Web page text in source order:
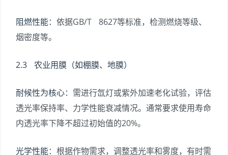
阻燃性能：依据GB/T 8627等标准，检测燃烧等级、
烟密度等。
2.3 农业用膜（如棚膜、地膜）
耐候性为核心：需进行氙灯或紫外加速老化试验，评估
透光率保持率、力学性能衰减情况。通常要求使用寿命
内透光率下降不超过初始值的20%。
光学性能：根据作物需求，调整透光率和雾度，有时需